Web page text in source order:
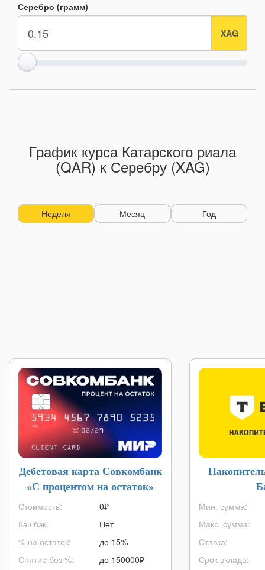
Серебро (грамм)
График курса Катарского риала
(QAR) к Серебру (XAG)
Неделя Месяц Год
Дебетовая карта Совкомбанк
«С процентом на остаток»
Стоимость:
Кэшбэк:
% на остаток:
Снятие без %:
0₽
Нет
до 15%
до 150000₽
Мин. сумма:
Макс. сумма:
Ставка:
Срок вклада: